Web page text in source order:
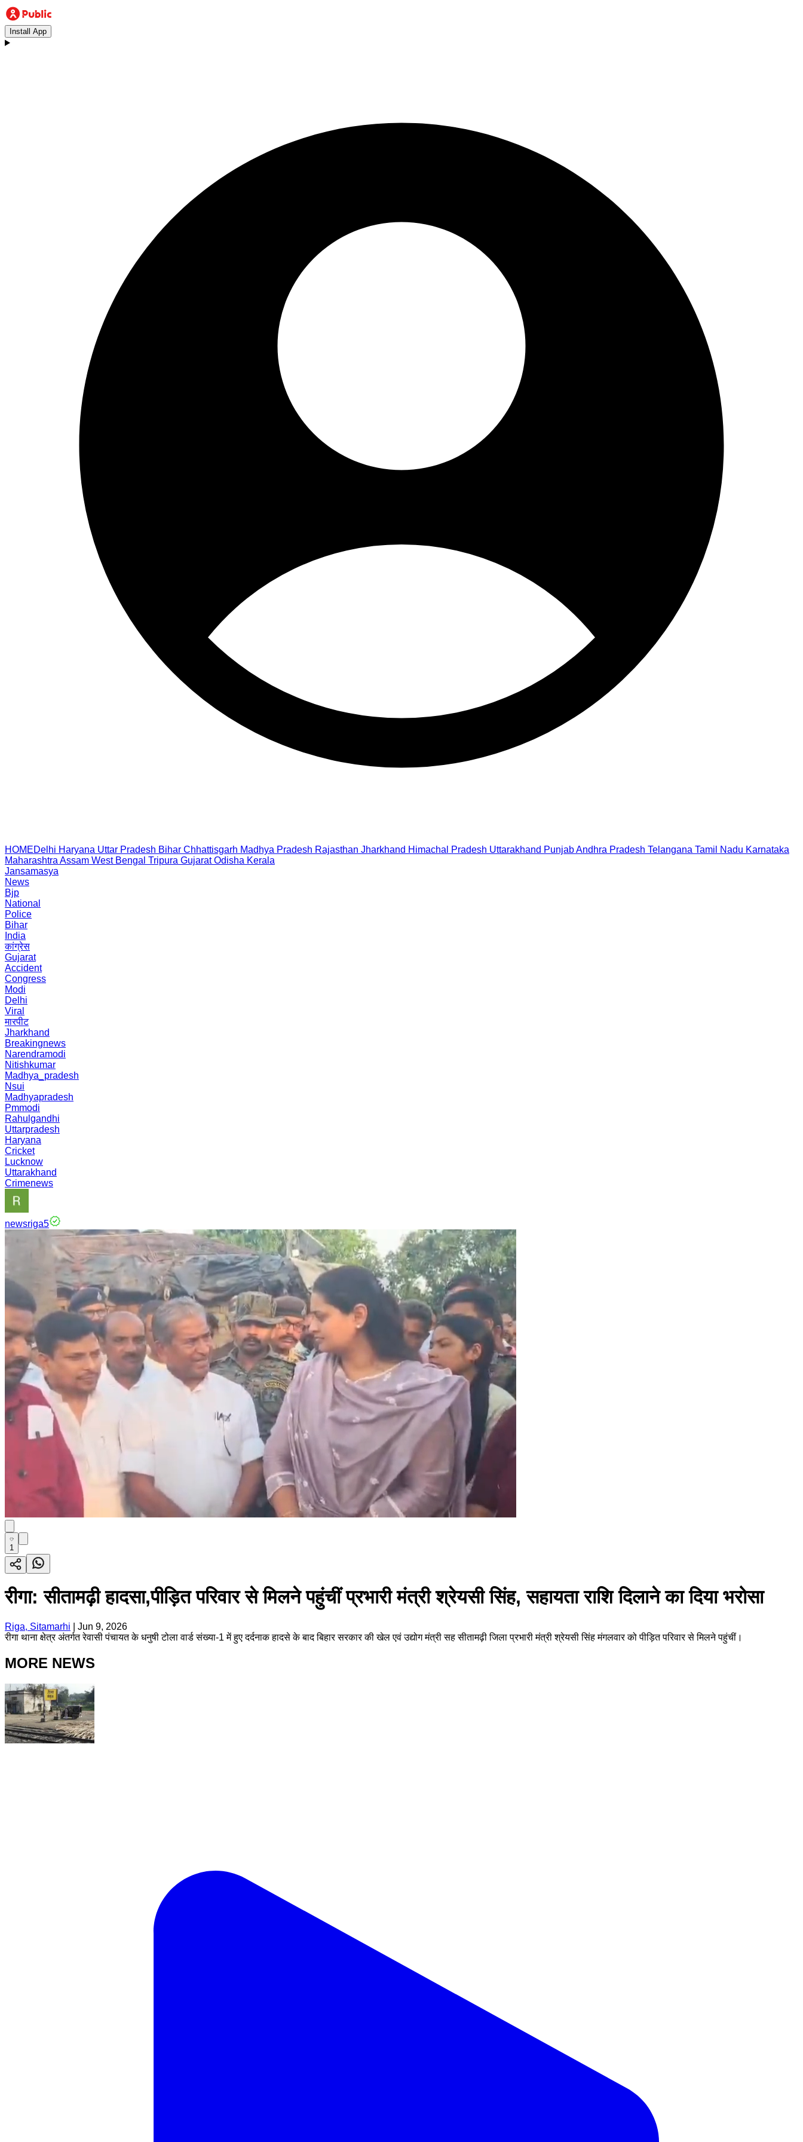
Install App
HOMEDelhi Haryana Uttar Pradesh Bihar Chhattisgarh Madhya Pradesh Rajasthan Jharkhand Himachal Pradesh Uttarakhand PunjabAndhra Pradesh Telangana Tamil Nadu Karnataka
Maharashtra Assam West Bengal Tripura Gujarat Odisha Kerala
Jansamasya
News
Bjp
National
Police
Bihar
India
कांग्रेस
Gujarat
Accident
Congress
Modi
Delhi
Viral
मारपीट
Jharkhand
Breakingnews
Narendramodi
Nitishkumar
Madhya_pradesh
Nsui
Madhyapradesh
Pmmodi
Rahulgandhi
Uttarpradesh
Haryana
Cricket
Lucknow
Uttarakhand
Crimenews
newsriga5
1
रीगा: सीतामढ़ी हादसा,पीड़ित परिवार से मिलने पहुंचीं प्रभारी मंत्री श्रेयसी सिंह, सहायता राशि दिलाने का दिया भरोसा
Riga, Sitamarhi
Jun 9, 2026
रीगा थाना क्षेत्र अंतर्गत रेवासी पंचायत के धनुषी टोला वार्ड संख्या-1 में हुए दर्दनाक हादसे के बाद बिहार सरकार की खेल एवं उद्योग मंत्री सह सीतामढ़ी जिला प्रभारी मंत्री श्रेयसी सिंह मंगलवार को पीड़ित परिवार से मिलने पहुंचीं।
MORE NEWS